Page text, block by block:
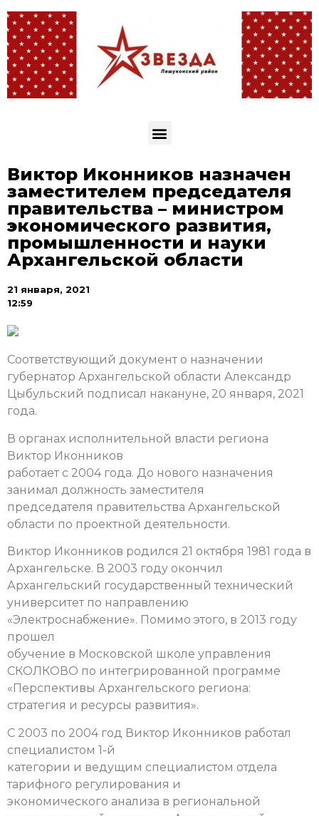
Виктор Иконников назначен
заместителем председателя
правительства – министром
экономического развития,
промышленности и науки
Архангельской области
21 января, 2021
12:59
Соответствующий документ о назначении
губернатор Архангельской области Александр
Цыбульский подписал накануне, 20 января, 2021
года.
В органах исполнительной власти региона
Виктор Иконников
работает с 2004 года. До нового назначения
занимал должность заместителя
председателя правительства Архангельской
области по проектной деятельности.
Виктор Иконников родился 21 октября 1981 года в
Архангельске. В 2003 году окончил
Архангельский государственный технический
университет по направлению
«Электроснабжение». Помимо этого, в 2013 году
прошел
обучение в Московской школе управления
СКОЛКОВО по интегрированной программе
«Перспективы Архангельского региона:
стратегия и ресурсы развития».
С 2003 по 2004 год Виктор Иконников работал
специалистом 1-й
категории и ведущим специалистом отдела
тарифного регулирования и
экономического анализа в региональной